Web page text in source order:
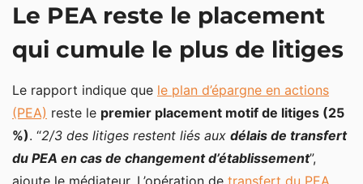
Le PEA reste le placement
qui cumule le plus de litiges
Le rapport indique que le plan d’épargne en actions
(PEA) reste le premier placement motif de litiges (25
%). “2/3 des litiges restent liés aux délais de transfert
du PEA en cas de changement d’établissement”,